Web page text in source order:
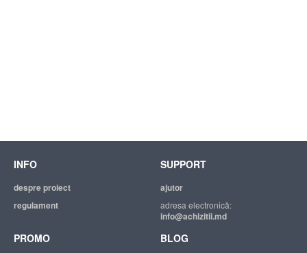
INFO
despre proiect
regulament
SUPPORT
ajutor
adresa electronică:
info@achizitii.md
PROMO BLOG